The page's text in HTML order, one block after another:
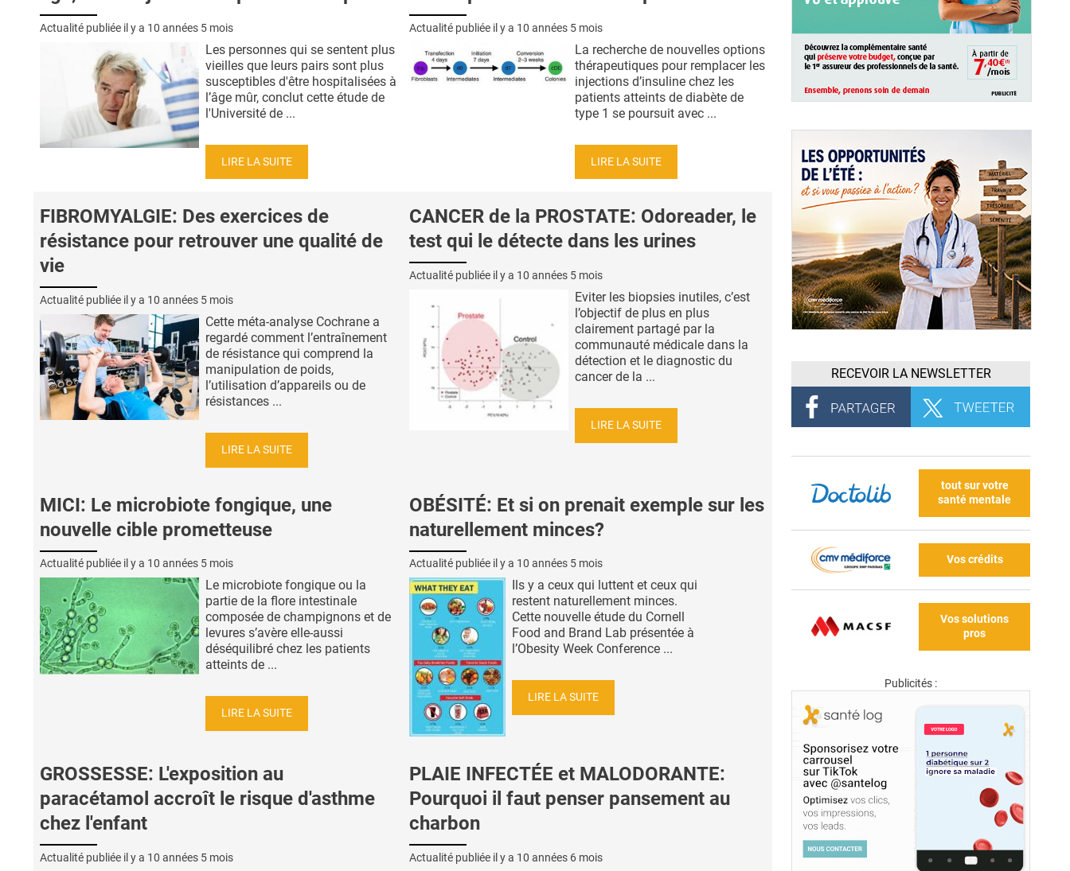
Actualité publiée il y a 10 années 5 mois
Les personnes qui se sentent plus
vieilles que leurs pairs sont plus
susceptibles d'être hospitalisées à
l’âge mûr, conclut cette étude de
l'Université de ...
LIRE LA SUITE
Actualité publiée il y a 10 années 5 mois
La recherche de nouvelles options
thérapeutiques pour remplacer les
injections d’insuline chez les
patients atteints de diabète de
type 1 se poursuit avec ...
LIRE LA SUITE
FIBROMYALGIE: Des exercices de
résistance pour retrouver une qualité de
vie
Actualité publiée il y a 10 années 5 mois
Cette méta-analyse Cochrane a
regardé comment l’entraînement
de résistance qui comprend la
manipulation de poids,
l’utilisation d’appareils ou de
résistances ...
LIRE LA SUITE
CANCER de la PROSTATE: Odoreader, le
test qui le détecte dans les urines
Actualité publiée il y a 10 années 5 mois
Eviter les biopsies inutiles, c’est
l’objectif de plus en plus
clairement partagé par la
communauté médicale dans la
détection et le diagnostic du
cancer de la ...
LIRE LA SUITE
MICI: Le microbiote fongique, une
nouvelle cible prometteuse
Actualité publiée il y a 10 années 5 mois
Le microbiote fongique ou la
partie de la flore intestinale
composée de champignons et de
levures s’avère elle-aussi
déséquilibré chez les patients
atteints de ...
LIRE LA SUITE
OBÉSITÉ: Et si on prenait exemple sur les
naturellement minces?
Actualité publiée il y a 10 années 5 mois
Ils y a ceux qui luttent et ceux qui
restent naturellement minces.
Cette nouvelle étude du Cornell
Food and Brand Lab présentée à
l’Obesity Week Conference ...
LIRE LA SUITE
GROSSESSE: L'exposition au
paracétamol accroît le risque d'asthme
chez l'enfant
Actualité publiée il y a 10 années 5 mois
PLAIE INFECTÉE et MALODORANTE:
Pourquoi il faut penser pansement au
charbon
Actualité publiée il y a 10 années 6 mois
RECEVOIR LA NEWSLETTER
tout sur votre
santé mentale
Vos crédits
Vos solutions
pros
Publicités :